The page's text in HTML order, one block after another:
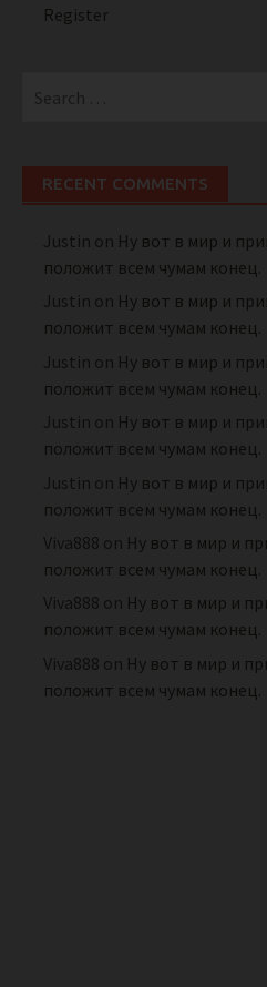
Register
for:
RECENT COMMENTS
Justin on Ну вот в мир и
положит всем чумам конец.
Justin on Ну вот в мир и
положит всем чумам конец.
Justin on Ну вот в мир и
положит всем чумам конец.
Justin on Ну вот в мир и
положит всем чумам конец.
Justin on Ну вот в мир и
положит всем чумам конец.
Viva888 on Ну вот в мир и
положит всем чумам конец.
Viva888 on Ну вот в мир и
положит всем чумам конец.
Viva888 on Ну вот в мир и
положит всем чумам конец.